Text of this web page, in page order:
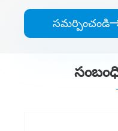
సమర్పించండి